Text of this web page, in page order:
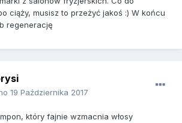
ciąży, musisz to przeżyć jakoś :) W końcu
regenerację
19 Października 2017
który fajnie wzmacnia włosy